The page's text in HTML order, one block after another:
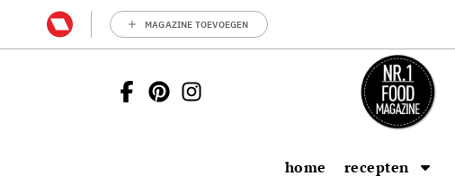
MAGAZINE TOEVOEGEN
home recepten